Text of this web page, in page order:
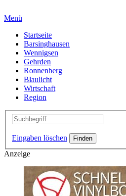
Menü
Startseite
Barsinghausen
Wennigsen
Gehrden
Ronnenberg
Blaulicht
Wirtschaft
Region
Eingaben löschen
Anzeige